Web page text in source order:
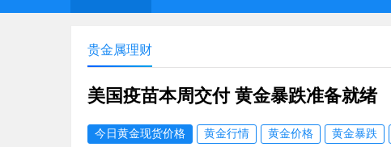
贵金属理财
美国疫苗本周交付 黄金暴跌准备就绪
今日黄金现货价格 黄金行情 黄金价格 黄金暴跌